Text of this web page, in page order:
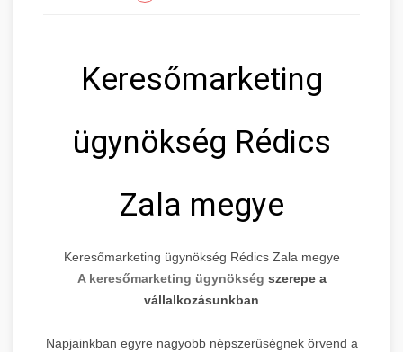
Keresőmarketing
ügynökség Rédics
Zala megye
Keresőmarketing ügynökség Rédics Zala megye
A keresőmarketing ügynökség szerepe a
vállalkozásunkban
Napjainkban egyre nagyobb népszerűségnek örvend a